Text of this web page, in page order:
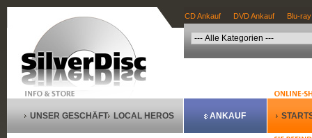
CD Ankauf DVD Ankauf Blu-
UNSER GESCHÄFT LOCAL HEROS ANKAUF